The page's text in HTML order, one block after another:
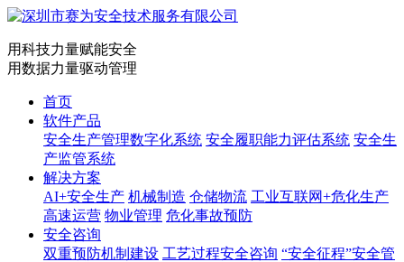
用科技力量赋能安全
用数据力量驱动管理
首页
软件产品
安全生产管理数字化系统 安全履职能力评估系统 安全生
产监管系统
解决方案
AI+安全生产 机械制造 仓储物流 工业互联网+危化生产
高速运营 物业管理 危化事故预防
安全咨询
双重预防机制建设 工艺过程安全咨询 “安全征程”安全管